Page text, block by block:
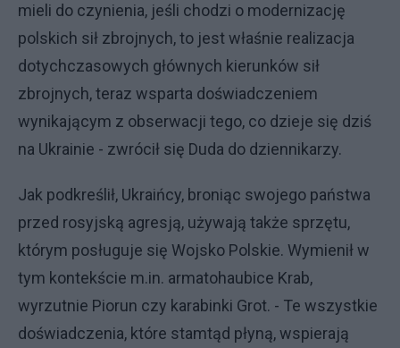
mieli do czynienia, jeśli chodzi o modernizację
polskich sił zbrojnych, to jest właśnie realizacja
dotychczasowych głównych kierunków sił
zbrojnych, teraz wsparta doświadczeniem
wynikającym z obserwacji tego, co dzieje się dziś
na Ukrainie - zwrócił się Duda do dziennikarzy.
Jak podkreślił, Ukraińcy, broniąc swojego państwa
przed rosyjską agresją, używają także sprzętu,
którym posługuje się Wojsko Polskie. Wymienił w
tym kontekście m.in. armatohaubice Krab,
wyrzutnie Piorun czy karabinki Grot. - Te wszystkie
doświadczenia, które stamtąd płyną, wspierają